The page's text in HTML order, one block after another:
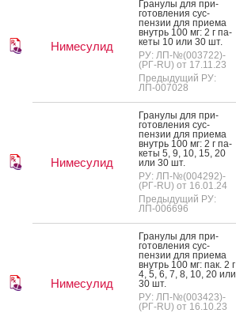
Нимесулид
Гра­нулы для при­
готов­ле­ния сус­
пензии для при­ема
внутрь 100 мг: 2 г па­
кеты 10 или 30 шт.
РУ: ЛП-№(003722)-
(РГ-RU) от 17.11.23
Предыдущий РУ:
ЛП-007028
Нимесулид
Гра­нулы для при­
готов­ле­ния сус­
пензии для при­ема
внутрь 100 мг: 2 г па­
кеты 5, 9, 10, 15, 20
или 30 шт.
РУ: ЛП-№(004292)-
(РГ-RU) от 16.01.24
Предыдущий РУ:
ЛП-006696
Нимесулид
Гра­нулы для при­
готов­ле­ния сус­
пензии для при­ема
внутрь 100 мг: пак. 2 г
4, 5, 6, 7, 8, 10, 20 или
30 шт.
РУ: ЛП-№(003423)-
(РГ-RU) от 16.10.23